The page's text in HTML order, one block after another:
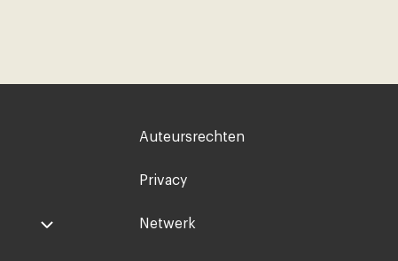
Voet
Auteursrechten
Privacy
Netwerk